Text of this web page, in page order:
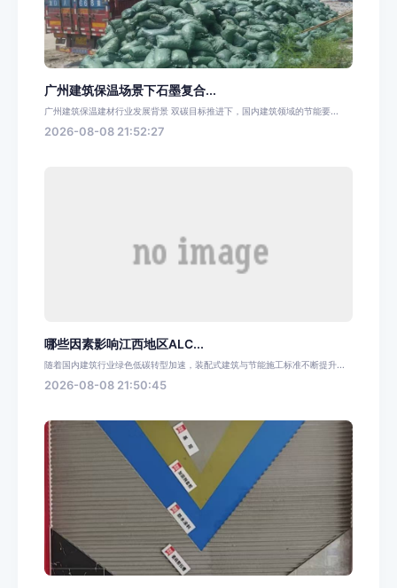
广州建筑保温场景下石墨复合...
广州建筑保温建材行业发展背景 双碳目标推进下，国内建筑领域的节能要...
2026-08-08 21:52:27
哪些因素影响江西地区ALC...
随着国内建筑行业绿色低碳转型加速，装配式建筑与节能施工标准不断提升...
2026-08-08 21:50:45